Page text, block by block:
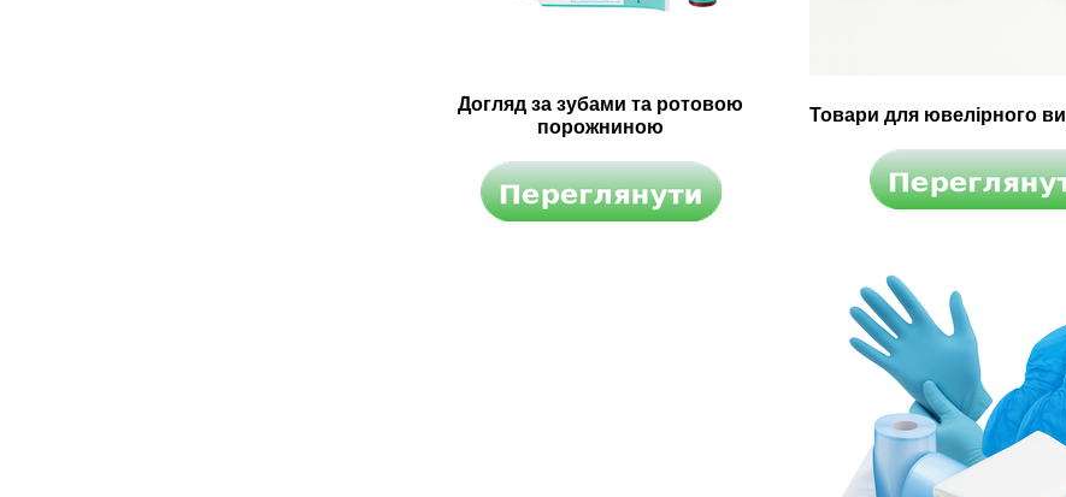
Догляд за зубами та ротовою
порожниною
Товари для ювелірного